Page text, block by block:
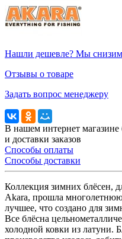
Нашли дешевле? Мы
Отзывы о товаре
Задать вопрос менеджеру
В нашем интернет
и доставки заказов
Способы оплаты
Способы доставки
Коллекция зимних блёсен,
Akara, прошла
лучшее, что создано для
Все блёсна
холодной ковки из латуни.